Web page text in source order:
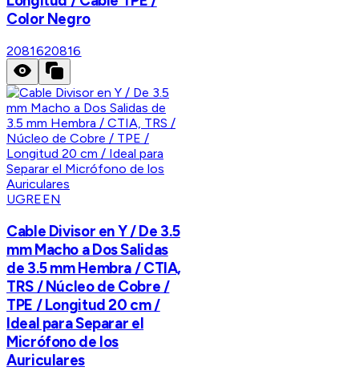
Color Negro
2081620816
UGREEN
Cable Divisor en Y / De 3.5
mm Macho a Dos Salidas
de 3.5 mm Hembra / CTIA,
TRS / Núcleo de Cobre /
TPE / Longitud 20 cm /
Ideal para Separar el
Micrófono de los
Auriculares